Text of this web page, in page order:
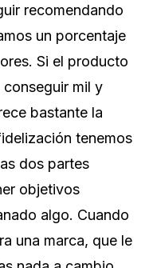
recomendando
un porcentaje
Si el producto
mil y
bastante la
tenemos
dos partes
objetivos
algo. Cuando
una marca, que le